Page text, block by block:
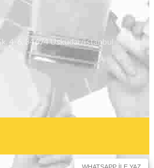
4-6, 34674 Üsküdar/İstanbul